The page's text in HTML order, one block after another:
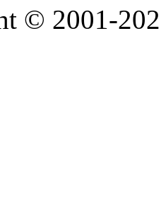
© 2001-